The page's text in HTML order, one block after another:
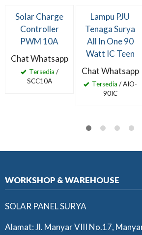
Solar Charge
Controller
PWM 10A
Chat Whatsapp
Tersedia /
SCC10A
Lampu PJU
Tenaga Surya
All In One 90
Watt IC Teen
Chat Whatsapp
Tersedia / AIO-
90IC
WORKSHOP & WAREHOUSE
SOLAR PANEL SURYA
Alamat: Jl. Manyar VIII No.17,